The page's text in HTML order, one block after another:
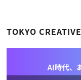
動画配信・映像制
ディレクション
業界解説・キャリ
ゲームクリエイター
映像クリエイター
マーケッター
C＆R Magazine
映像
TOKYO